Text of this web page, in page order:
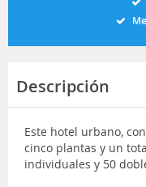
Descripción
Este hotel urbano,
cinco plantas y un
individuales y 50